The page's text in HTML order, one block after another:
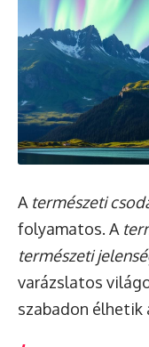
A természeti
folyamatos. A
természeti
varázslatos
szabadon élhetik